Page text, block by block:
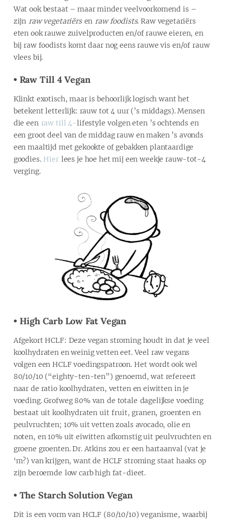
Wat ook bestaat – maar minder veelvoorkomend is –
zijnraw vegetariërsenraw foodists. Raw vegetariërs
eten ook rauwe zuivelproducten en/of rauwe eieren, en
bij raw foodists komt daar nog eens rauwe vis en/of rauw
vlees bij.
• Raw Till 4 Vegan
Klinkt exotisch, maar is behoorlijk logisch want het
betekent letterlijk: rauw tot 4 uur (’s middags). Mensen
die een raw till 4-lifestyle volgen eten ’s ochtends en
een groot deel van de middag rauw en maken ’s avonds
een maaltijd met gekookte of gebakken plantaardige
goodies. Hierlees je hoe het mij een weekje rauw-tot-4
verging.
• High Carb Low Fat Vegan
Afgekort HCLF: Deze vegan stroming houdt in dat je veel
koolhydraten en weinig vetten eet. Veel raw vegans
volgen een HCLF voedingspatroon. Het wordt ook wel
80/10/10 (“eighty-ten-ten”) genoemd, wat refereert
naar de ratio koolhydraten, vetten en eiwitten in je
voeding. Grofweg 80% van de totale dagelijkse voeding
bestaat uit koolhydraten uit fruit, granen, groenten en
peulvruchten; 10% uit vetten zoals avocado, olie en
noten, en 10% uit eiwitten afkomstig uit peulvruchten en
groene groenten. Dr. Atkins zou er een hartaanval (vat je
‘m?) van krijgen, want de HCLF stroming staat haaks op
zijn beroemde low carb high fat-dieet.
• The Starch Solution Vegan
Dit is een vorm van HCLF (80/10/10) veganisme, waarbij